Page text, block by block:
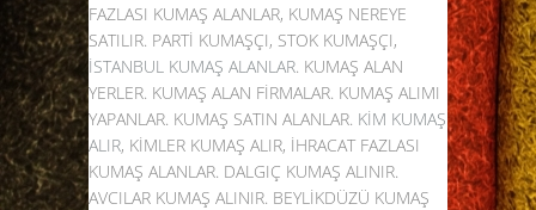
FAZLASI KUMAŞ ALANLAR, KUMAŞ NEREYE
SATILIR. PARTİ KUMAŞÇI, STOK KUMAŞÇI,
İSTANBUL KUMAŞ ALANLAR. KUMAŞ ALAN
YERLER. KUMAŞ ALAN FİRMALAR. KUMAŞ ALIMI
YAPANLAR. KUMAŞ SATIN ALANLAR. KİM KUMAŞ
ALIR, KİMLER KUMAŞ ALIR, İHRACAT FAZLASI
KUMAŞ ALANLAR. DALGIÇ KUMAŞ ALINIR.
AVCILAR KUMAŞ ALINIR. BEYLİKDÜZÜ KUMAŞ